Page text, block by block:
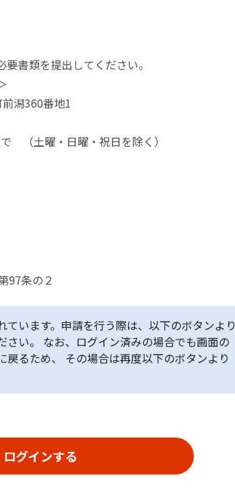
書類を提出してください。
潟360番地1
（土曜・日曜・祝日を除く）
97条の２
ています。申請を行う際は、以下のボタンより
さい。 なお、ログイン済みの場合でも画面の
るため、 その場合は再度以下のボタンより